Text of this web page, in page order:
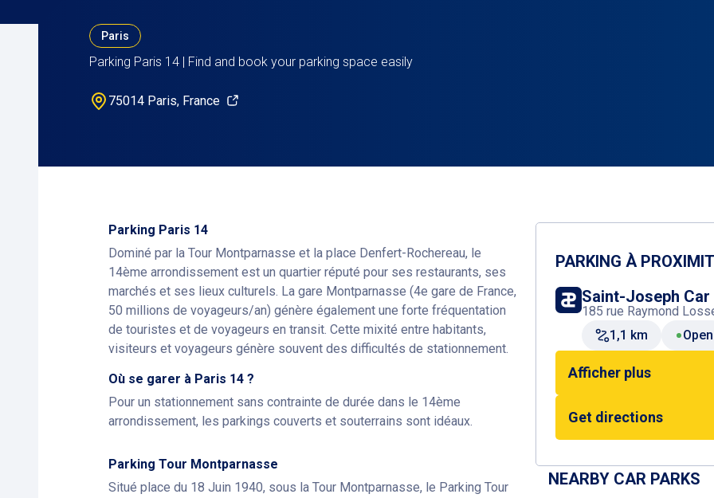
Paris
Parking Paris 14 | Find and book your parking space easily
75014 Paris, France
Parking Paris 14
Dominé par la Tour Montparnasse et la place Denfert-Rochereau, le
14ème arrondissement est un quartier réputé pour ses restaurants, ses
marchés et ses lieux culturels. La gare Montparnasse (4e gare de France,
50 millions de voyageurs/an) génère également une forte fréquentation
de touristes et de voyageurs en transit. Cette mixité entre habitants,
visiteurs et voyageurs génère souvent des difficultés de stationnement.
Où se garer à Paris 14 ?
Pour un stationnement sans contrainte de durée dans le 14ème
arrondissement, les parkings couverts et souterrains sont idéaux.
Parking Tour Montparnasse
Situé place du 18 Juin 1940, sous la Tour Montparnasse, le Parking Tour
PARKING À
Saint-Joseph Car
185 rue Raymond
1,1 km
Open
Afficher plus
Get directions
NEARBY CAR PARKS